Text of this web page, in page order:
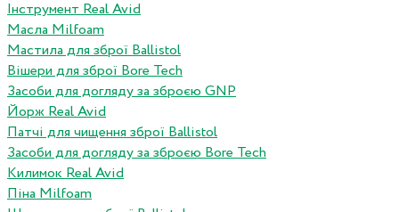
Інструмент Real Avid
Масла Milfoam
Мастила для зброї Ballistol
Вішери для зброї Bore Tech
Засоби для догляду за зброєю GNP
Йорж Real Avid
Патчі для чищення зброї Ballistol
Засоби для догляду за зброєю Bore Tech
Килимок Real Avid
Піна Milfoam